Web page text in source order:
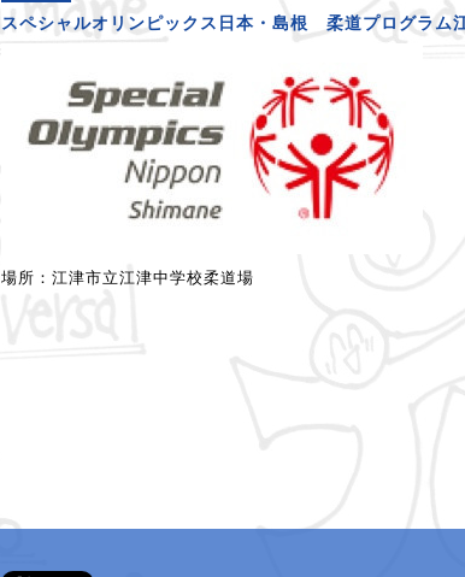
スペシャルオリンピックス日本・島根 柔道プログラム
場所：江津市立江津中学校柔道場